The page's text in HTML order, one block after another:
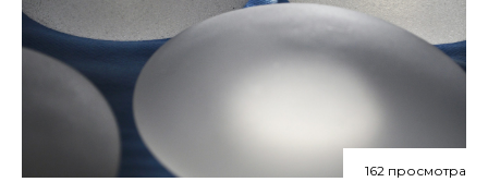
162 просмотра